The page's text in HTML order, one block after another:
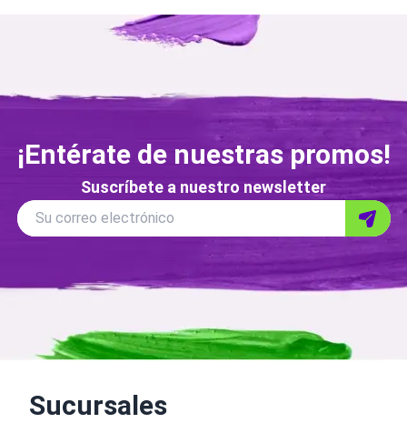
¡Entérate de nuestras promos!
Suscríbete a nuestro newsletter
Correo
electronico
Su correo electrónico
Enviar
Sucursales